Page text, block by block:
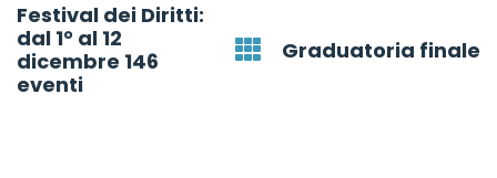
navigation
Festival dei Diritti:
dal 1° al 12
dicembre 146
eventi
Graduatoria finale